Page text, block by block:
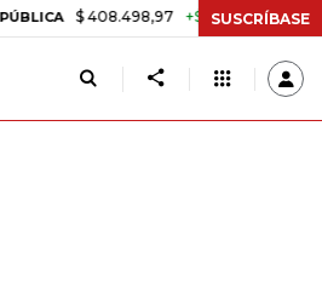
$ 408.498,97 +$ 8.753,81 +2,19%
SUSCRÍBASE